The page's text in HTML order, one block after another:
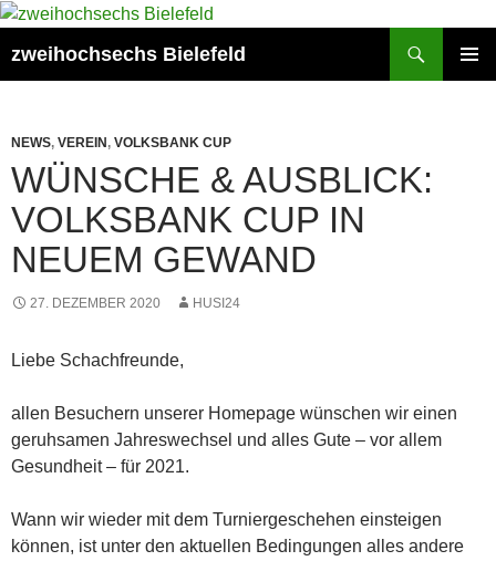
Zum
springen
zweihochsechs Bielefeld
NEWS, VEREIN, VOLKSBANK CUP
WÜNSCHE & AUSBLICK:
VOLKSBANK CUP IN
NEUEM GEWAND
27. DEZEMBER 2020 HUSI24
Liebe Schachfreunde,
allen Besuchern unserer Homepage wünschen wir einen
geruhsamen Jahreswechsel und alles Gute – vor allem
Gesundheit – für 2021.
Wann wir wieder mit dem Turniergeschehen einsteigen
können, ist unter den aktuellen Bedingungen alles andere